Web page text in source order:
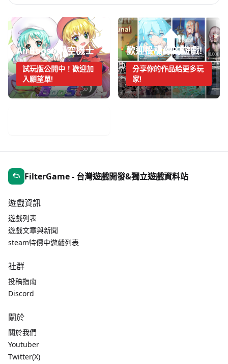
AirBoost:天空機士
試玩版公開中！歡迎加
入願望單!
歡迎投稿你的遊戲!
分享你的作品給更多玩
家!
FilterGame - 台灣遊戲開發&獨立遊戲資料站
遊戲資訊
遊戲列表
遊戲文章與新聞
steam特價中遊戲列表
社群
投稿指南
Discord
關於
關於我們
Youtuber
Twitter(X)